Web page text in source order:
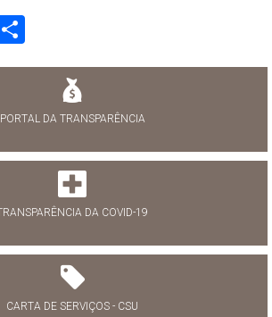
PORTAL DA TRANSPARÊNCIA
DA COVID-19
CARTA DE SERVIÇOS - CSU